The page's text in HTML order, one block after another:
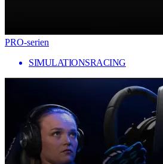
PRO-serien
SIMULATIONSRACING